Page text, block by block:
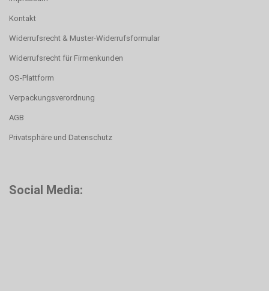
Kontakt
Widerrufsrecht & Muster-Widerrufsformular
Widerrufsrecht für Firmenkunden
OS-Plattform
Verpackungsverordnung
AGB
Privatsphäre und Datenschutz
Social Media: